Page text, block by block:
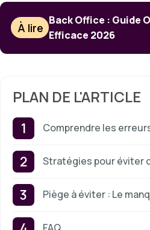
À lire
Back Office : Guide
Efficace 2026
PLAN DE L'ARTICLE
Comprendre les
Stratégies pour éviter
Piège à éviter : Le